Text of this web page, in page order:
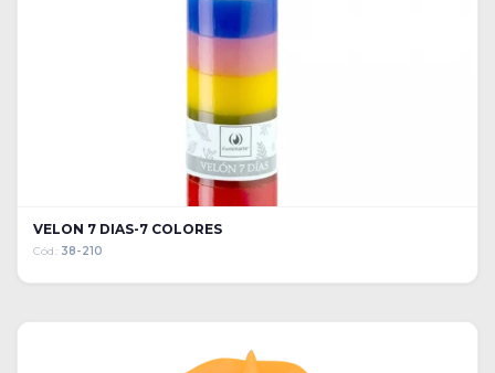
VELON 7 DIAS-7 COLORES
Cód: 38-210